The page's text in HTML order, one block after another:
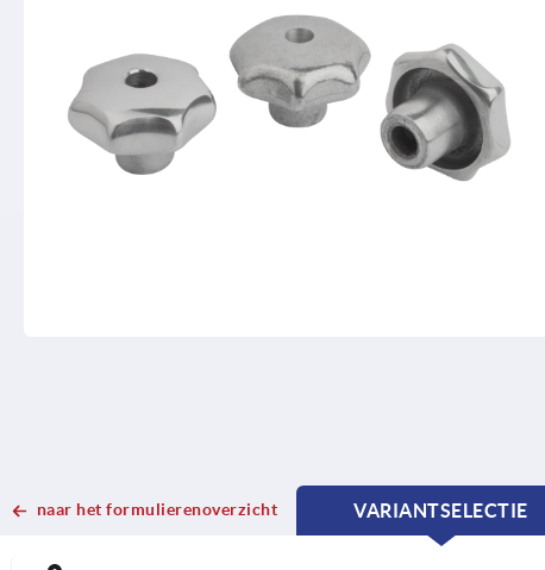
naar het formulierenoverzicht
VARIANTSELECTIE
CURRENT
CURRENT